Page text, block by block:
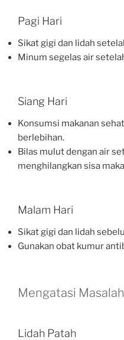
Pagi Hari
Sikat gigi dan lidah
Minum segelas air
Siang Hari
Konsumsi makanan
berlebihan.
Bilas mulut dengan air
menghilangkan sisa
Malam Hari
Sikat gigi dan lidah
Gunakan obat kumur
Mengatasi
Lidah Patah